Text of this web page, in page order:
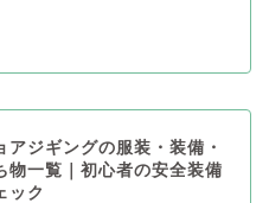
アジギングの服装・装備・
物一覧｜初心者の安全装備
ック